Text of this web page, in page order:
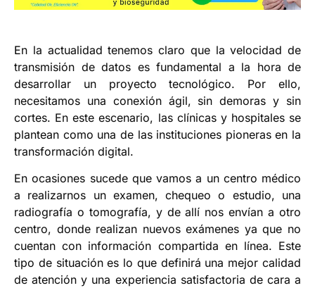
En la actualidad tenemos claro que la velocidad de
transmisión de datos es fundamental a la hora de
desarrollar un proyecto tecnológico. Por ello,
necesitamos una conexión ágil, sin demoras y sin
cortes. En este escenario, las clínicas y hospitales se
plantean como una de las instituciones pioneras en la
transformación digital.
En ocasiones sucede que vamos a un centro médico
a realizarnos un examen, chequeo o estudio, una
radiografía o tomografía, y de allí nos envían a otro
centro, donde realizan nuevos exámenes ya que no
cuentan con información compartida en línea. Este
tipo de situación es lo que definirá una mejor calidad
de atención y una experiencia satisfactoria de cara a